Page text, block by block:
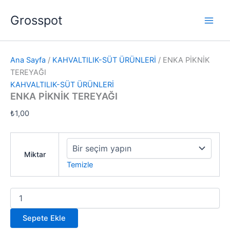
atlaGrosspot
Ana Sayfa / KAHVALTILIK-SÜT ÜRÜNLERİ / ENKA PİKNİK
TEREYAĞI
KAHVALTILIK-SÜT ÜRÜNLERİ
ENKA PİKNİK TEREYAĞI
₺1,00
Miktar
Temizle
PİKNİK
TEREYAĞI
Sepete Ekle